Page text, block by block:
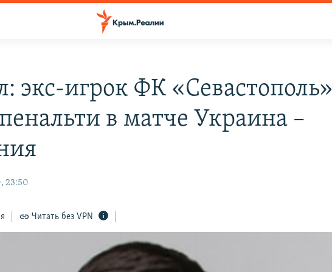
экс-игрок ФК «Севастополь»
в матче Украина –
23:50
Читать без VPN